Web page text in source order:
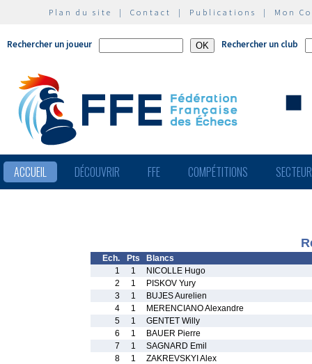
Plan du site | Contact | Publications | Mon
Rechercher un joueur Rechercher un club
ACCUEIL DÉCOUVRIR FFE COMPÉTITIONS
Ech. Pts
Blancs
1
1
NICOLLE Hugo
2
1
PISKOV Yury
3
1
BUJES Aurelien
4
1
MERENCIANO Alexandre
5
1
GENTET Willy
6
1
BAUER Pierre
7
1
SAGNARD Emil
8
1
ZAKREVSKYI Alex